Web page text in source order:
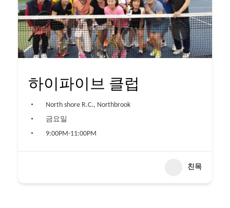
하이파이브 클럽
North shore R.C., Northbrook
금요일
9:00PM-11:00PM
친목